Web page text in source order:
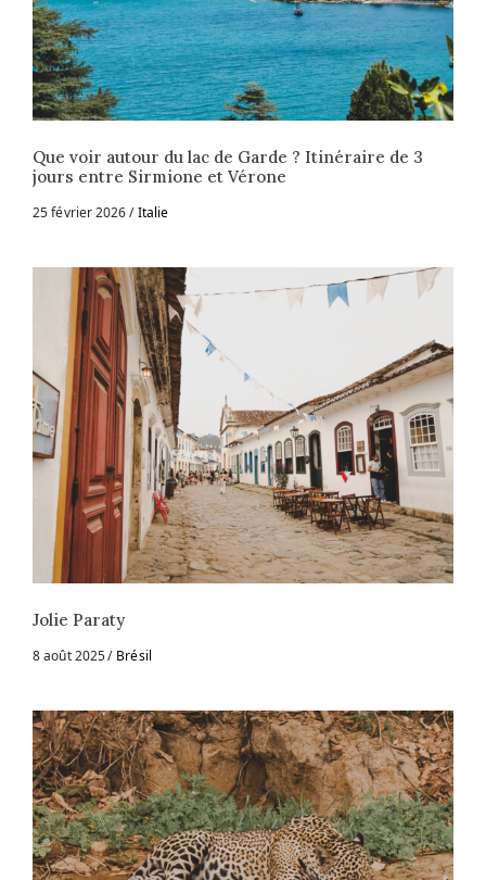
Que voir autour du lac de Garde ? Itinéraire de 3
jours entre Sirmione et Vérone
25 février 2026 Italie
Jolie Paraty
8 août 2025 Brésil